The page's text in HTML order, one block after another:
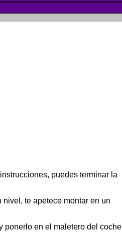
puedes terminar la
te apetece montar en un
ponerlo en el maletero del coche